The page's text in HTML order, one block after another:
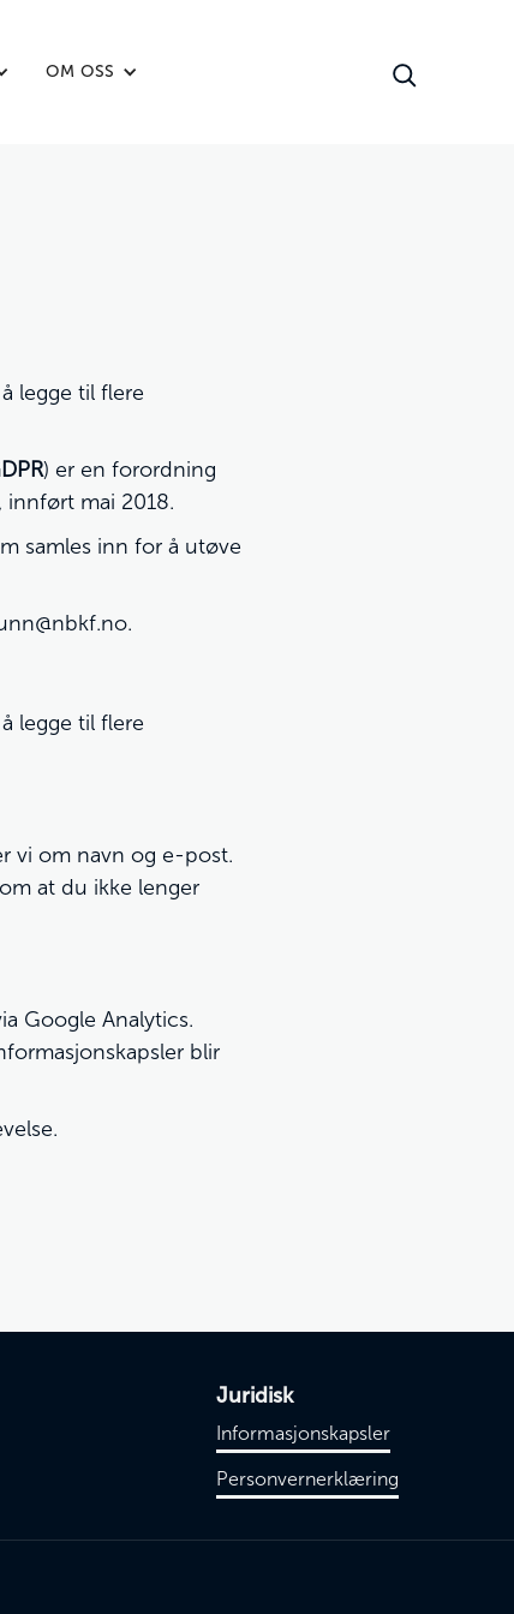
OM OSS
legge til flere
) er en forordning
innført mai 2018.
samles inn for å utøve
.
legge til flere
vi om navn og e-post.
at du ikke lenger
Google Analytics.
blir
Juridisk
Informasjonskapsler
Personvernerklæring